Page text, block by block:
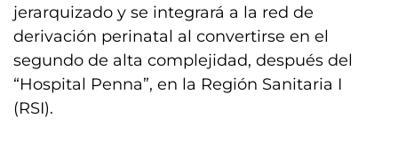
jerarquizado y se integrará a la red de
derivación perinatal al convertirse en el
segundo de alta complejidad, después del
“Hospital Penna”, en la Región Sanitaria I
(RSI).